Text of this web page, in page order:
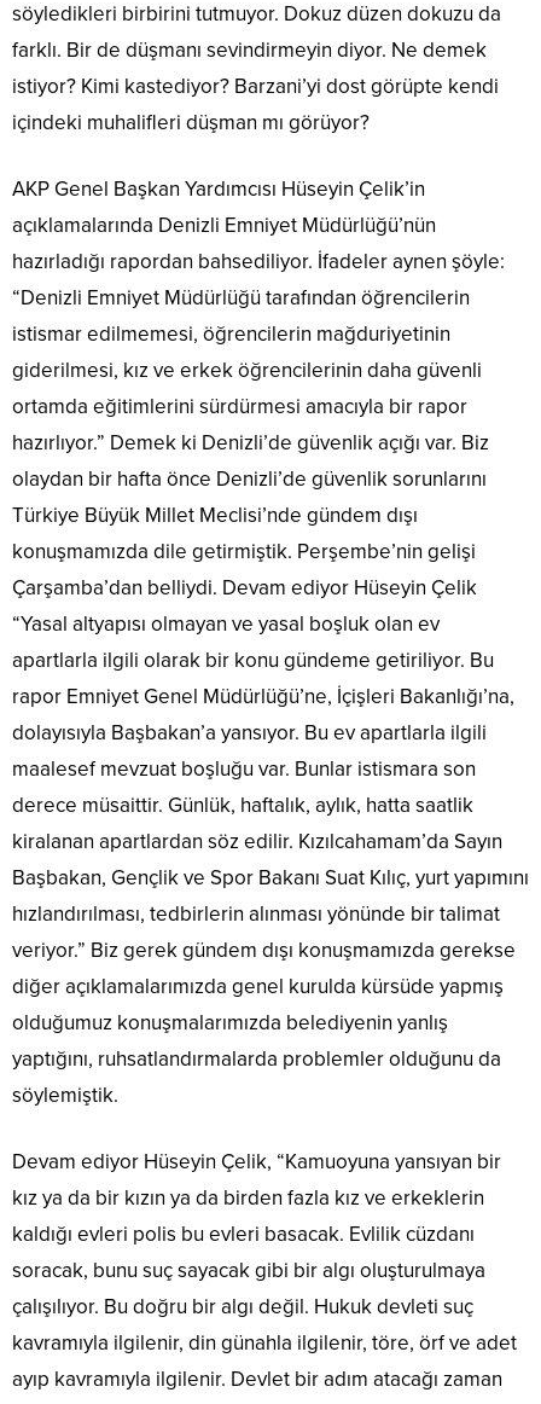
söyledikleri birbirini tutmuyor. Dokuz düzen dokuzu da
farklı. Bir de düşmanı sevindirmeyin diyor. Ne demek
istiyor? Kimi kastediyor? Barzani’yi dost görüpte kendi
içindeki muhalifleri düşman mı görüyor?
AKP Genel Başkan Yardımcısı Hüseyin Çelik’in
açıklamalarında Denizli Emniyet Müdürlüğü’nün
hazırladığı rapordan bahsediliyor. İfadeler aynen şöyle:
“Denizli Emniyet Müdürlüğü tarafından öğrencilerin
istismar edilmemesi, öğrencilerin mağduriyetinin
giderilmesi, kız ve erkek öğrencilerinin daha güvenli
ortamda eğitimlerini sürdürmesi amacıyla bir rapor
hazırlıyor.” Demek ki Denizli’de güvenlik açığı var. Biz
olaydan bir hafta önce Denizli’de güvenlik sorunlarını
Türkiye Büyük Millet Meclisi’nde gündem dışı
konuşmamızda dile getirmiştik. Perşembe’nin gelişi
Çarşamba’dan belliydi. Devam ediyor Hüseyin Çelik
“Yasal altyapısı olmayan ve yasal boşluk olan ev
apartlarla ilgili olarak bir konu gündeme getiriliyor. Bu
rapor Emniyet Genel Müdürlüğü’ne, İçişleri Bakanlığı’na,
dolayısıyla Başbakan’a yansıyor. Bu ev apartlarla ilgili
maalesef mevzuat boşluğu var. Bunlar istismara son
derece müsaittir. Günlük, haftalık, aylık, hatta saatlik
kiralanan apartlardan söz edilir. Kızılcahamam’da Sayın
Başbakan, Gençlik ve Spor Bakanı Suat Kılıç, yurt yapımını
hızlandırılması, tedbirlerin alınması yönünde bir talimat
veriyor.” Biz gerek gündem dışı konuşmamızda gerekse
diğer açıklamalarımızda genel kurulda kürsüde yapmış
olduğumuz konuşmalarımızda belediyenin yanlış
yaptığını, ruhsatlandırmalarda problemler olduğunu da
söylemiştik.
Devam ediyor Hüseyin Çelik, “Kamuoyuna yansıyan bir
kız ya da bir kızın ya da birden fazla kız ve erkeklerin
kaldığı evleri polis bu evleri basacak. Evlilik cüzdanı
soracak, bunu suç sayacak gibi bir algı oluşturulmaya
çalışılıyor. Bu doğru bir algı değil. Hukuk devleti suç
kavramıyla ilgilenir, din günahla ilgilenir, töre, örf ve adet
ayıp kavramıyla ilgilenir. Devlet bir adım atacağı zaman